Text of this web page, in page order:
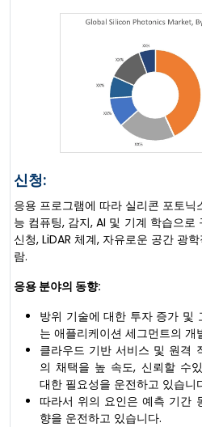
신청:
응용 프로그램에 따라 실리콘 포토
능 컴퓨팅, 감지, AI 및 기계 학습으로
신청, LiDAR 체계, 자유로운 공간 광
람.
응용 분야의 동향:
방위 기술에 대한 투자 증가 및
는 애플리케이션 세그먼트의 개
클라우드 기반 서비스 및 원격
의 채택을 높 속도, 신뢰할 수
대한 필요성을 운전하고 있습니
따라서 위의 요인은 예측 기간
향을 운전하고 있습니다.